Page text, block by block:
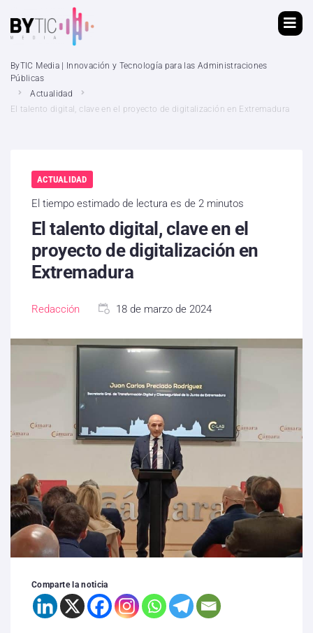
ByTIC Media | Innovación y Tecnología para las Administraciones
Públicas
Actualidad
El talento digital, clave en el proyecto de digitalización en Extremadura
ACTUALIDAD
El tiempo estimado de lectura es de 2 minutos
El talento digital, clave en el
proyecto de digitalización en
Extremadura
Redacción 18 de marzo de 2024
Comparte la noticia